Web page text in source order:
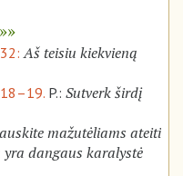
Aš teisiu kiekvieną
P.: Sutverk širdį
mažutėliams ateiti
dangaus karalystė